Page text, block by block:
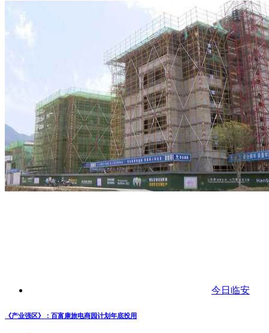
今日临安
《产业强区》：百富康旅电商园计划年底投用